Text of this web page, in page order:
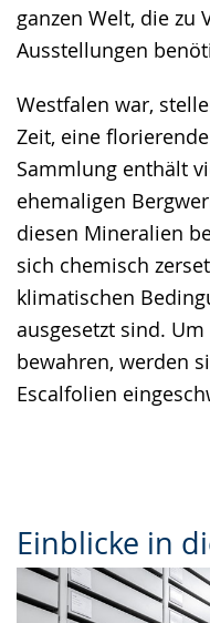
ganzen Welt, die zu
Ausstellungen
Westfalen war,
Zeit, eine
Sammlung enthält
ehemaligen
diesen Mineralien
sich chemisch
klimatischen
ausgesetzt sind.
bewahren, werden
Escalfolien
Einblicke in